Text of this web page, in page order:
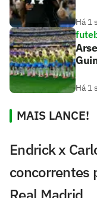
Há 1
Há 1
MAIS LANCE!
Endrick x
concorrentes